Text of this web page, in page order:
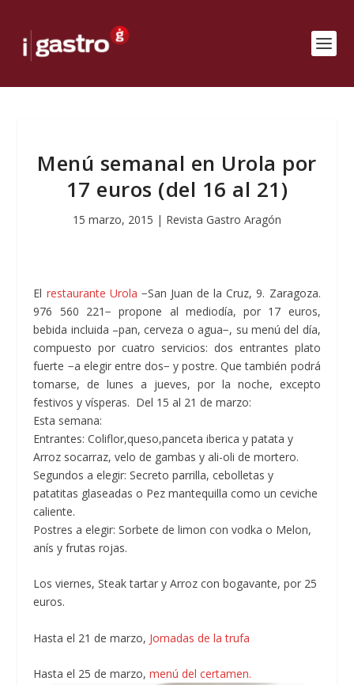
Menú semanal en Urola por
17 euros (del 16 al 21)
15 marzo, 2015 | Revista Gastro Aragón
El restaurante Urola −San Juan de la Cruz, 9. Zaragoza.
976 560 221− propone al mediodía, por 17 euros,
bebida incluida –pan, cerveza o agua−, su menú del día,
compuesto por cuatro servicios: dos entrantes plato
fuerte −a elegir entre dos− y postre. Que también podrá
tomarse, de lunes a jueves, por la noche, excepto
festivos y vísperas. Del 15 al 21 de marzo:
Esta semana:
Entrantes: Coliflor,queso,panceta iberica y patata y
Arroz socarraz, velo de gambas y ali-oli de mortero.
Segundos a elegir: Secreto parrilla, cebolletas y
patatitas glaseadas o Pez mantequilla como un ceviche
caliente.
Postres a elegir: Sorbete de limon con vodka o Melon,
anís y frutas rojas.
Los viernes, Steak tartar y Arroz con bogavante, por 25
euros.
Hasta el 21 de marzo, Jornadas de la trufa
Hasta el 25 de marzo,menú del certamen.